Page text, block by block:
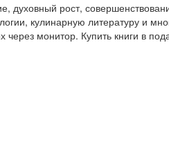
духовный рост,
кулинарную литературу и
через монитор. Купить книги в